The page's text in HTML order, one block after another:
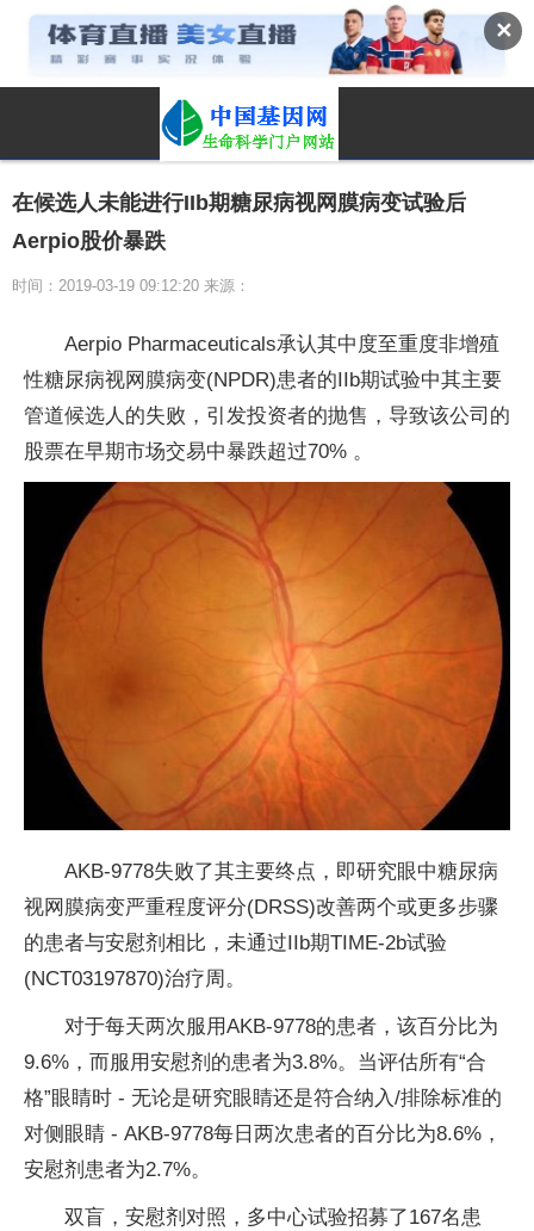
✕
在候选人未能进行IIb期糖尿病视网膜病变试验后
Aerpio股价暴跌
时间：2019-03-19 09:12:20 来源：
Aerpio Pharmaceuticals承认其中度至重度非增殖
性糖尿病视网膜病变(NPDR)患者的IIb期试验中其主要
管道候选人的失败，引发投资者的抛售，导致该公司的
股票在早期市场交易中暴跌超过70% 。
AKB-9778失败了其主要终点，即研究眼中糖尿病
视网膜病变严重程度评分(DRSS)改善两个或更多步骤
的患者与安慰剂相比，未通过IIb期TIME-2b试验
(NCT03197870)治疗周。
对于每天两次服用AKB-9778的患者，该百分比为
9.6%，而服用安慰剂的患者为3.8%。当评估所有“合
格”眼睛时 - 无论是研究眼睛还是符合纳入/排除标准的
对侧眼睛 - AKB-9778每日两次患者的百分比为8.6%，
安慰剂患者为2.7%。
双盲，安慰剂对照，多中心试验招募了167名患